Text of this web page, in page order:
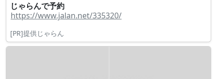
じゃらんで予約
https://www.jalan.net/335320/
[PR]提供じゃらん